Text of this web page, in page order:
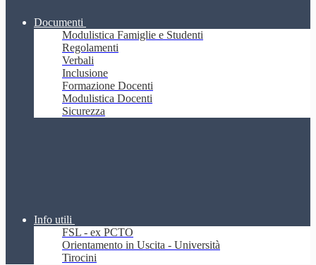
Documenti
Modulistica Famiglie e Studenti
Regolamenti
Verbali
Inclusione
Formazione Docenti
Modulistica Docenti
Sicurezza
Info utili
FSL - ex PCTO
Orientamento in Uscita - Università
Tirocini